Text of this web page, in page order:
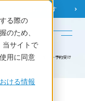
る際の
のため、
サイトで
用に同意
ける情報
お役立ち情報を探す
English
経営調査」分析レポート予約受け